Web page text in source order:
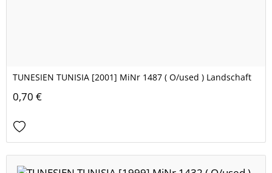
TUNESIEN TUNISIA [2001] MiNr 1487 ( O/used ) Landschaft
0,70 €